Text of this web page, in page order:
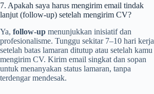
7. Apakah saya harus mengirim email tindak
lanjut (follow-up) setelah mengirim CV?
Ya, follow-up menunjukkan inisiatif dan
profesionalisme. Tunggu sekitar 7–10 hari kerja
setelah batas lamaran ditutup atau setelah kamu
mengirim CV. Kirim email singkat dan sopan
untuk menanyakan status lamaran, tanpa
terdengar mendesak.